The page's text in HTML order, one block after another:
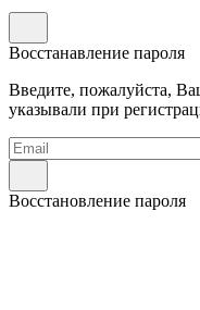
Восстанавление пароля
Введите, пожалуйста,
указывали при
Восстановление пароля